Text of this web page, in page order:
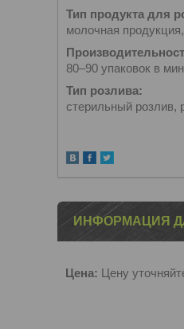
Тип продукта для
молочная
80–90 упаковок в
Тип розлива:
стерильный розлив,
ИНФОРМАЦИЯ
Цена: Цену